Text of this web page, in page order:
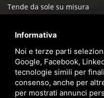
Tende da sole su misura
Box auto PVC
Pergole bioclimatiche
Zanzariere
Casette in Legno
Informativa
Noi e terze parti
Google, Facebook,
tecnologie simili per
consenso, anche per
per mostrati annunci